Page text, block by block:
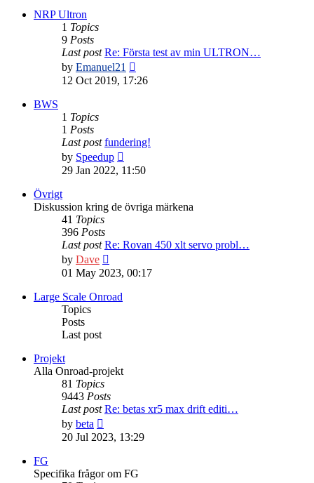
NRP Ultron
1 Topics
9 Posts
Last post Re: Första test av min ULTRON…
by Emanuel21
the
12 Oct 2019, 17:26
BWS
1 Topics
1 Posts
Last post fundering!
by Speedup
the
29 Jan 2022, 11:50
Övrigt
Diskussion kring de övriga märkena
41 Topics
396 Posts
Last post Re: Rovan 450 xlt servo probl…
by Dave
the
post
01 May 2023, 00:17
Large Scale Onroad
Topics
Posts
Last post
Projekt
Alla Onroad-projekt
81 Topics
9443 Posts
Last post Re: betas xr5 max drift editi…
by beta
the
20 Jul 2023, 13:29
FG
Specifika frågor om FG